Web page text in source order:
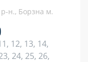
р-н., Борзна м.
12, 13, 14,
24, 25, 26,